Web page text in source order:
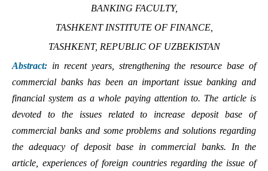
BANKING FACULTY,
TASHKENT INSTITUTE OF FINANCE,
TASHKENT, REPUBLIC OF UZBEKISTAN
Abstract: in recent years, strengthening the resource base of
commercial banks has been an important issue banking and
financial system as a whole paying attention to. The article is
devoted to the issues related to increase deposit base of
commercial banks and some problems and solutions regarding
the adequacy of deposit base in commercial banks. In the
article, experiences of foreign countries regarding the issue of